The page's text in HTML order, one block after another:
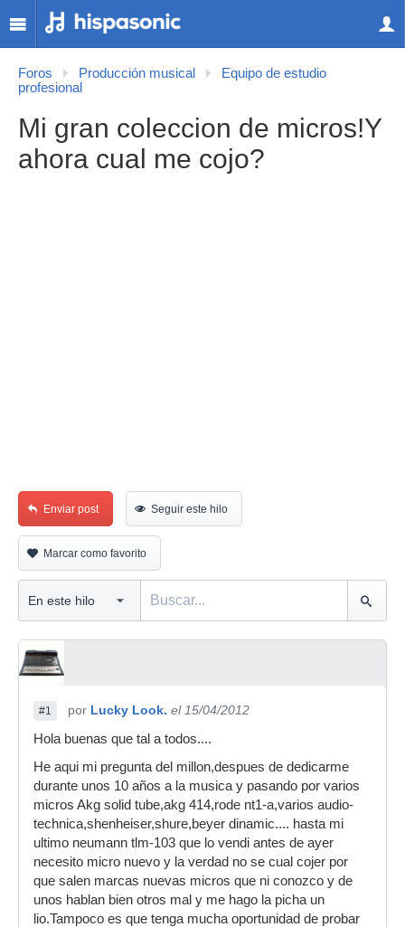
Foros Producción musical
Equipo de estudio
profesional
Mi gran coleccion de micros!Y
ahora cual me cojo?
Enviar post Seguir este hilo
Marcar como favorito
#1 por Lucky Look. el 15/04/2012
Hola buenas que tal a todos....
He aqui mi pregunta del millon,despues de dedicarme
durante unos 10 años a la musica y pasando por varios
micros Akg solid tube,akg 414,rode nt1-a,varios audio-
technica,shenheiser,shure,beyer dinamic.... hasta mi
ultimo neumann tlm-103 que lo vendi antes de ayer
necesito micro nuevo y la verdad no se cual cojer por
que salen marcas nuevas micros que ni conozco y de
unos hablan bien otros mal y me hago la picha un
lio.Tampoco es que tenga mucha oportunidad de probar